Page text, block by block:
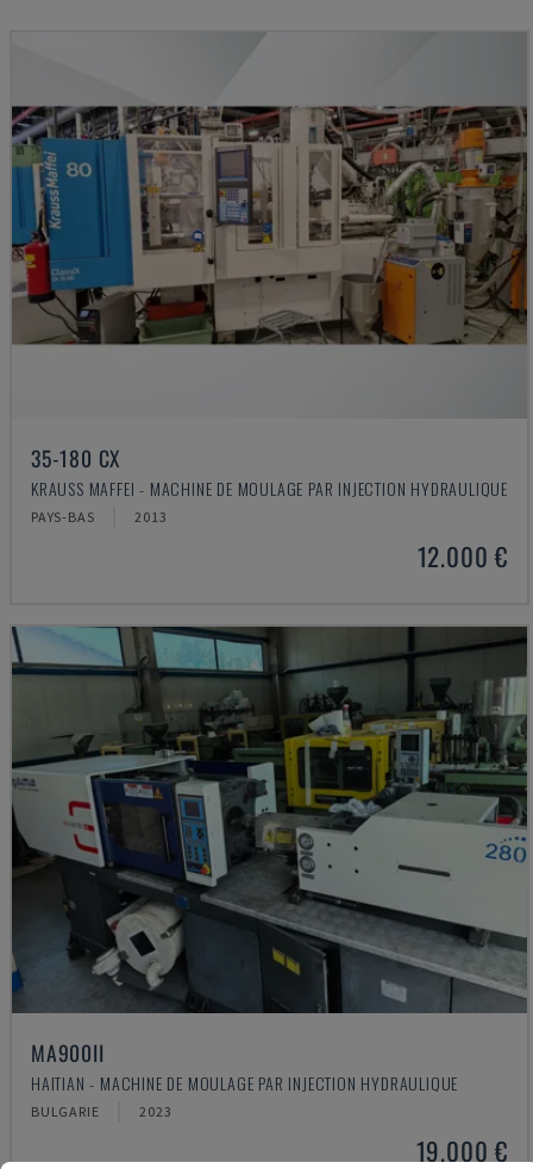
35-180 CX
KRAUSS MAFFEI - MACHINE DE MOULAGE PAR INJECTION HYDRAULIQUE
PAYS-BAS 2013
12.000 €
MA900ІІ
HAITIAN - MACHINE DE MOULAGE PAR INJECTION HYDRAULIQUE
BULGARIE 2023
19.000 €